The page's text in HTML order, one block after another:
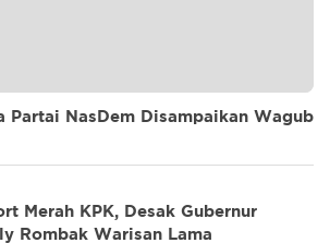
Partai NasDem Disampaikan Wagub
Merah KPK, Desak Gubernur
Rombak Warisan Lama